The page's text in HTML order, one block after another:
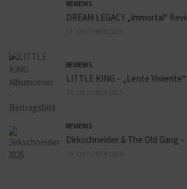
REVIEWS
DREAM LEGACY „Immortal“
REVIEWS
LITTLE KING – „Lente Viviente“
REVIEWS
Dirkschneider & The Old Gang